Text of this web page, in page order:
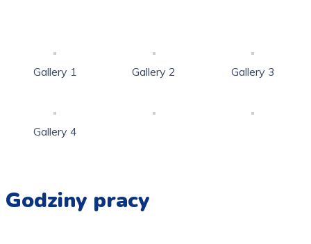
Gallery 1 Gallery 2 Gallery 3
Gallery 4
Godziny pracy